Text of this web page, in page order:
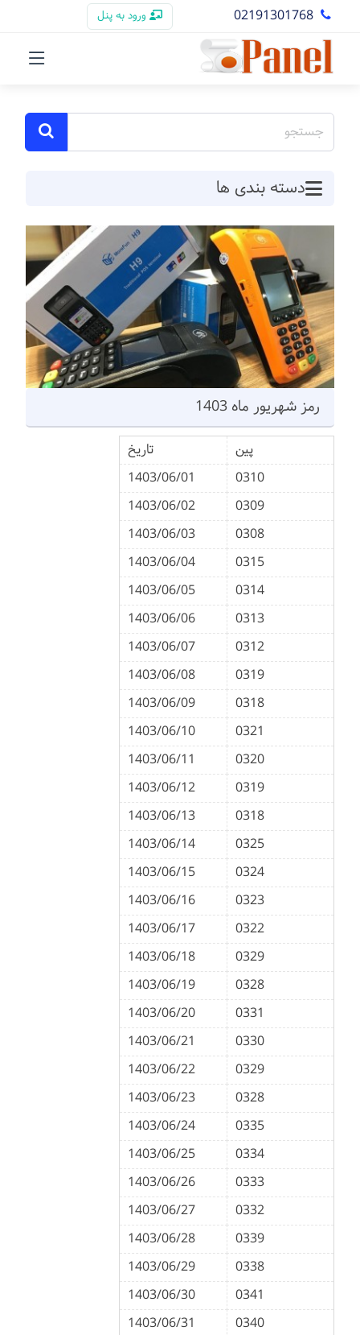
02191301768 ورود به پنل
دسته بندی ها
رمز شهریور ماه 1403
تاریخ
پین
1403/06/01
0310
1403/06/02
0309
1403/06/03
0308
1403/06/04
0315
1403/06/05
0314
1403/06/06
0313
1403/06/07
0312
1403/06/08
0319
1403/06/09
0318
1403/06/10
0321
1403/06/11
0320
1403/06/12
0319
1403/06/13
0318
1403/06/14
0325
1403/06/15
0324
1403/06/16
0323
1403/06/17
0322
1403/06/18
0329
1403/06/19
0328
1403/06/20
0331
1403/06/21
0330
1403/06/22
0329
1403/06/23
0328
1403/06/24
0335
1403/06/25
0334
1403/06/26
0333
1403/06/27
0332
1403/06/28
0339
1403/06/29
0338
1403/06/30
0341
1403/06/31
0340